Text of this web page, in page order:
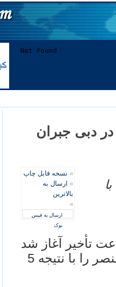
در دبی جبران
» نسخه قابل چاپ
» ارسال به
بالاترین
»
ارسال به فیس
بوک
ساعت تأخير آغاز شد
و سرخپوشان تهراني موفق شدند تيم النصر را با نتيجه 5